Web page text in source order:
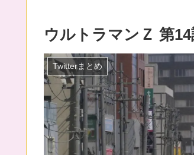
ウルトラマンＺ 第
Twitterまとめ